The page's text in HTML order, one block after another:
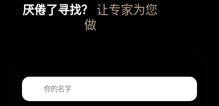
厌倦了寻找？ 让专家为您
做